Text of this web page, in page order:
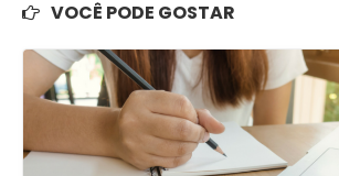
VOCÊ PODE GOSTAR